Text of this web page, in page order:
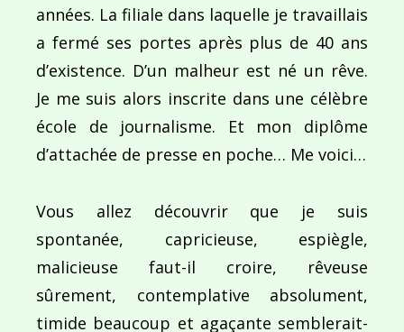
années. La filiale dans laquelle je travaillais
a fermé ses portes après plus de 40 ans
d’existence. D’un malheur est né un rêve.
Je me suis alors inscrite dans une célèbre
école de journalisme. Et mon diplôme
d’attachée de presse en poche… Me voici…
Vous allez découvrir que je suis
spontanée, capricieuse, espiègle,
malicieuse faut-il croire, rêveuse
sûrement, contemplative absolument,
timide beaucoup et agaçante semblerait-